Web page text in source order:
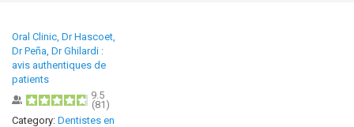
Oral Clinic, Dr Hascoet,
Dr Peña, Dr Ghilardi :
avis authentiques de
patients
9.5
(81 )
Category: Dentistes en